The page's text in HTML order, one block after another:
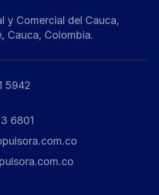
y Comercial del Cauca,
Cauca, Colombia.
5942
6801